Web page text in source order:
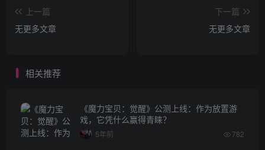
上一篇
无更多文章
下一篇
无更多文章
相关推荐
《魔力宝贝：觉醒》公测上线：作为放置游
戏，它凭什么赢得青睐？
5年前 782